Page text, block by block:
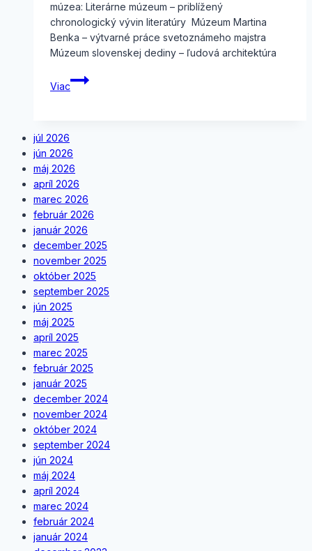
múzea: Literárne múzeum – priblížený
chronologický vývin literatúry Múzeum Martina
Benka – výtvarné práce svetoznámeho majstra
Múzeum slovenskej dediny – ľudová architektúra
Viac
Exkurzia
Martin
júl 2026
jún 2026
máj 2026
apríl 2026
marec 2026
február 2026
január 2026
december 2025
november 2025
október 2025
september 2025
jún 2025
máj 2025
apríl 2025
marec 2025
február 2025
január 2025
december 2024
november 2024
október 2024
september 2024
jún 2024
máj 2024
apríl 2024
marec 2024
február 2024
január 2024